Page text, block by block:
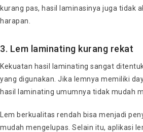
kurang pas, hasil laminasinya juga tidak
harapan.
3. Lem laminating kurang rekat
Kekuatan hasil laminating sangat
yang digunakan. Jika lemnya memiliki
hasil laminating umumnya tidak mudah
Lem berkualitas rendah bisa menjadi
mudah mengelupas. Selain itu, aplikasi